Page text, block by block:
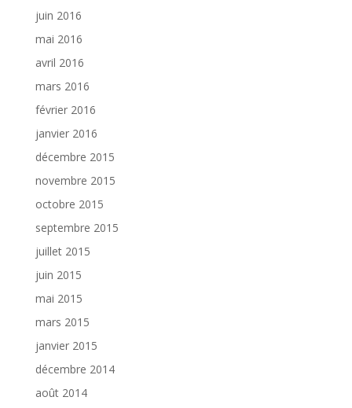
juin 2016
mai 2016
avril 2016
mars 2016
février 2016
janvier 2016
décembre 2015
novembre 2015
octobre 2015
septembre 2015
juillet 2015
juin 2015
mai 2015
mars 2015
janvier 2015
décembre 2014
août 2014